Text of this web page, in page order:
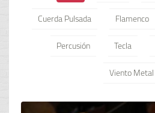
Cuerda Pulsada
Flamenco
Percusión
Tecla
Viento Metal